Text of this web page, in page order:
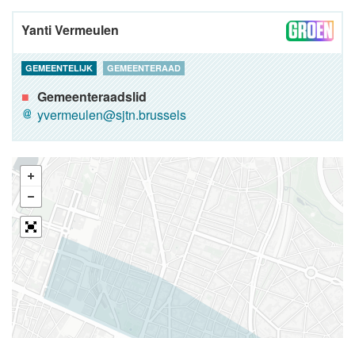
Yanti Vermeulen
GEMEENTELIJK GEMEENTERAAD
Gemeenteraadslid
yvermeulen@sjtn.brussels